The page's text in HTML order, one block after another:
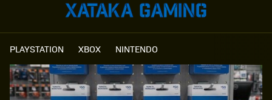
PLAYSTATION XBOX NINTENDO